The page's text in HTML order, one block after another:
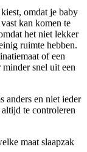
omdat je baby
kan komen te
het niet lekker
ruimte hebben.
of een
snel uit een
anders en niet ieder
te controleren
maat slaapzak